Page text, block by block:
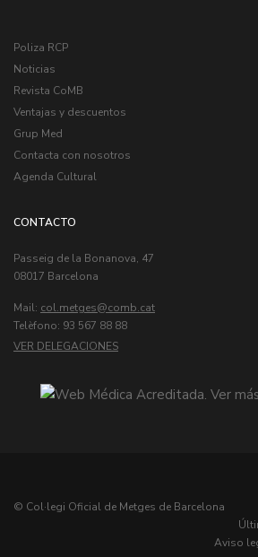
Poliza RCP
Noticias
Revista CoMB
Ventajas y descuentos
Grup Med
Contacta con nosotros
Agenda Cultural
CONTACTO
Passeig de la Bonanova, 47
08017 Barcelona
Mail: col.metges
Telèfono: 93 567 88 88
VER DELEGACIONES
© Col·legi Oficial de Metges de Barcelona
Aviso